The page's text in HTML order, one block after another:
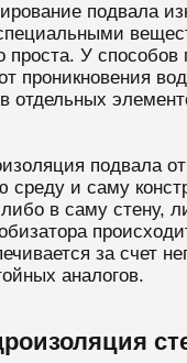
подвала
проста. У
проникновения
отдельных
подвала
среду и саму
в саму стену,
за счет
аналогов.